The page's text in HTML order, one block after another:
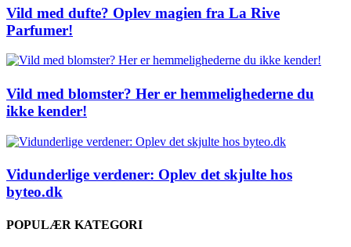
Vild med dufte? Oplev magien fra La Rive
Parfumer!
Vild med blomster? Her er hemmelighederne du
ikke kender!
Vidunderlige verdener: Oplev det skjulte hos
byteo.dk
POPULÆR KATEGORI